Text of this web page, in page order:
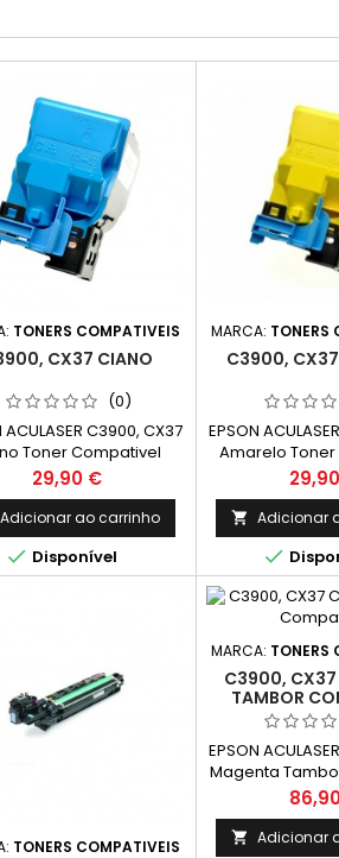
TONERS COMPATIVEIS
CX37 CIANO
(0)
ACULASER C3900, CX37
Toner Compativel
Capacidade.
6.000k
Preço
29,90 €
Adicionar ao carrinho
 Disponível
MARCA: TONERS
C3900, CX37
EPSON
Amarelo
C13S050590
Preço
 Adicionar

TONERS COMPATIVEIS
MARCA: TONERS
C3900, CX37
TAMBOR
EPSON
Magenta
Compativel
(DRUM)
Preço
 Adicionar